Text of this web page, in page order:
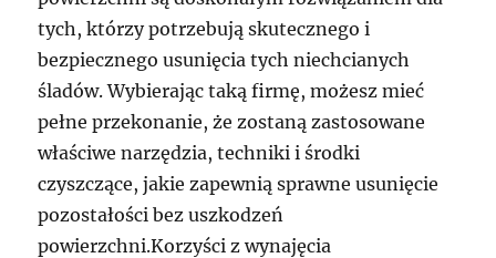
tych, którzy potrzebują skutecznego i
bezpiecznego usunięcia tych niechcianych
śladów. Wybierając taką firmę, możesz mieć
pełne przekonanie, że zostaną zastosowane
właściwe narzędzia, techniki i środki
czyszczące, jakie zapewnią sprawne usunięcie
pozostałości bez uszkodzeń
powierzchni.Korzyści z wynajęcia